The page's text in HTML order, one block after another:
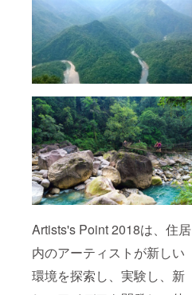
Artists's Point 2018は、住居
内のアーティストが新しい
環境を探索し、実験し、新